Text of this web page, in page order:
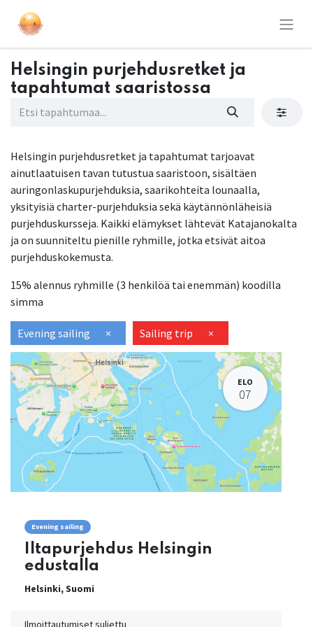
Helsingin purjehdusretket ja
tapahtumat saaristossa
Helsingin purjehdusretket ja tapahtumat tarjoavat
ainutlaatuisen tavan tutustua saaristoon, sisältäen
auringonlaskupurjehduksia, saarikohteita lounaalla,
yksityisiä charter-purjehduksia sekä käytännönläheisiä
purjehduskursseja. Kaikki elämykset lähtevät Katajanokalta
ja on suunniteltu pienille ryhmille, jotka etsivät aitoa
purjehduskokemusta.
15% alennus ryhmille (3 henkilöä tai enemmän) koodilla
simma
Evening sailing × Sailing trip ×
ELO
07
Evening sailing
Iltapurjehdus Helsingin
edustalla
Helsinki,Suomi
Ilmoittautumiset suljettu